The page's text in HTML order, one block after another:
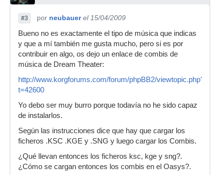
#3 por neubauer el 15/04/2009
Bueno no es exactamente el tipo de música que indicas
y que a mí también me gusta mucho, pero si es por
contribuir en algo, os dejo un enlace de combis de
música de Dream Theater:
http://www.korgforums.com/forum/phpBB2/viewtopic.php?
t=42600
Yo debo ser muy burro porque todavía no he sido capaz
de instalarlos.
Según las instrucciones dice que hay que cargar los
ficheros .KSC .KGE y .SNG y luego cargar los Combis.
¿Qué llevan entonces los ficheros ksc, kge y sng?.
¿Cómo se cargan entonces los combis en el Oasys?.